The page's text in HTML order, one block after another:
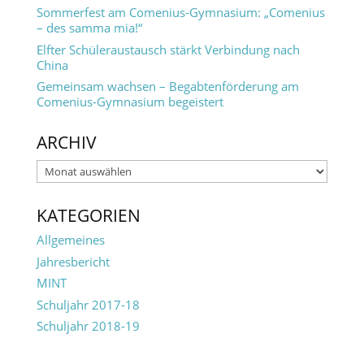
Sommerfest am Comenius-Gymnasium: „Comenius
– des samma mia!“
Elfter Schüleraustausch stärkt Verbindung nach
China
Gemeinsam wachsen – Begabtenförderung am
Comenius-Gymnasium begeistert
ARCHIV
Archiv
KATEGORIEN
Allgemeines
Jahresbericht
MINT
Schuljahr 2017-18
Schuljahr 2018-19